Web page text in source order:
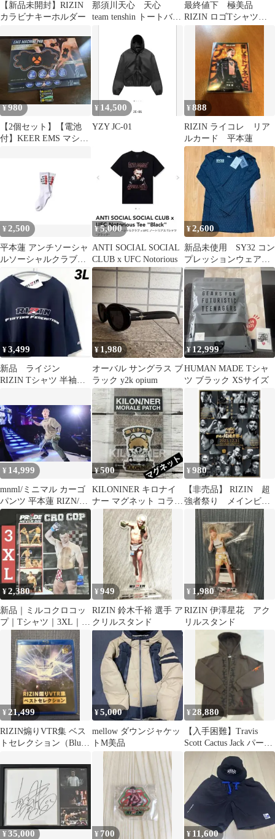
【新品未開封】RIZIN
カラビナキーホルダー
那須川天心 天心
team tenshin トートバッ
最終値下 極美品
RIZIN ロゴTシャツ
FIGHTING WORLD GP
¥980
【2個セット】【電池
付】KEER EMS マシン
¥ 14,500
YZY JC-01
¥888
RIZIN ライコレ リア
ルカード 平本蓮
¥ 2,500
平本蓮 アンチソーシャ
ルソーシャルクラブ
ASSC ソックス 靴下
ホワイト
¥5,000
ANTI SOCIAL SOCIAL
CLUB x UFC Notorious
¥2,600
新品未使用 SY32 コン
プレッションウェア
Tシャツ M 朝倉未来
¥3,499
新品 ライジン
RIZIN Tシャツ 半袖
ラック 3L
¥ 1,980
オーバル サングラス ブ
ラック y2k opium
¥ 12,999
HUMAN MADE Tシャ
ツ ブラック XSサイズ
¥ 14,999
mnml/ミニマル カーゴ
パンツ 平本蓮 RIZN/K-
1
¥500
KILONINER キロナイ
ナー マグネット コラボ
平本蓮 格闘家
¥980
【非売品】 RIZIN 超
強者祭り メインビジ
ュアル 箔押しカード
朝倉未来
¥2,380
新品｜ミルコクロコッ
プ｜Tシャツ｜3XL｜
PRIDE｜CRO COP｜綿
100%
¥949
RIZIN 鈴木千裕 選手 ア
クリルスタンド
¥ 1,980
RIZIN 伊澤星花 アク
リルスタンド
¥21,499
RIZIN煽りVTR集 ベス
トセレクション（Blu-
¥5,000
mellow ダウンジャケッ
トM美品
¥28,880
【入手困難】Travis
Scott Cactus Jack パーカ
ー平本蓮着用
¥35,000 ¥ 700 ¥ 11,600